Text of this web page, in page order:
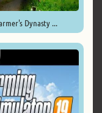
Dynasty ...